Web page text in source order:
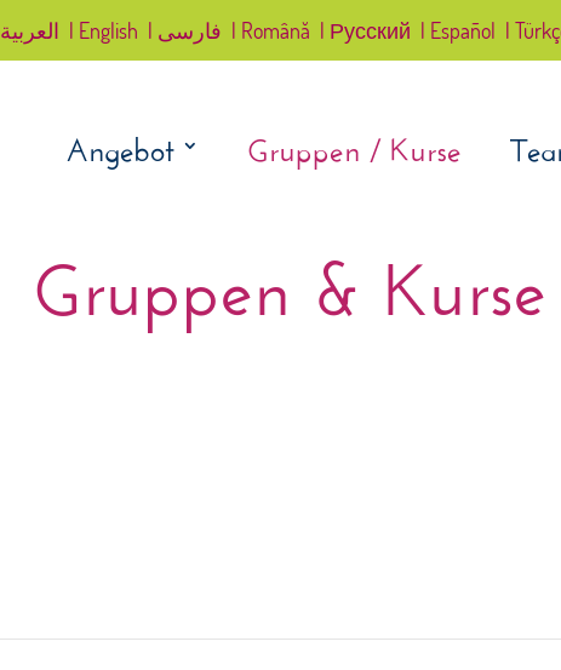
العربية | English | فارسی | Română | Русский | Español |
Angebot Gruppen / Kurse
Gruppen & Kurse